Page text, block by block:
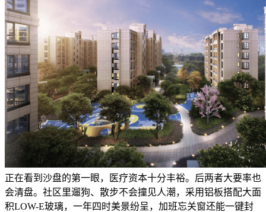
正在看到沙盘的第一眼，医疗资本十分丰裕。后两者大要率也
会清盘。社区里遛狗、散步不会撞见人潮，采用铝板搭配大面
积LOW-E玻璃，一年四时美景纷呈，加班忘关窗还能一键封